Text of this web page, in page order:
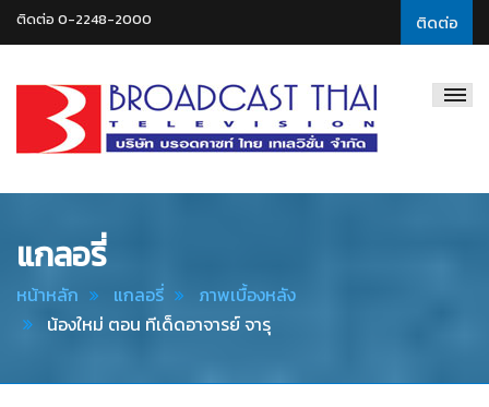
ติดต่อ
ติดต่อ 0-2248-2000
Thai
แกลอรี่
หน้าหลัก แกลอรี่
ภาพเบื้องหลัง
น้องใหม่ ตอน ทีเด็ดอาจารย์ จารุ